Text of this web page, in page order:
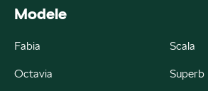
Auto Group Luzar
ul. Krakowska 33, Wieliczka
Modele
Fabia Scala
Octavia Superb